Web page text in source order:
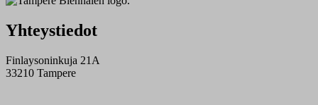
Yhteystiedot
Finlaysoninkuja 21A
33210 Tampere